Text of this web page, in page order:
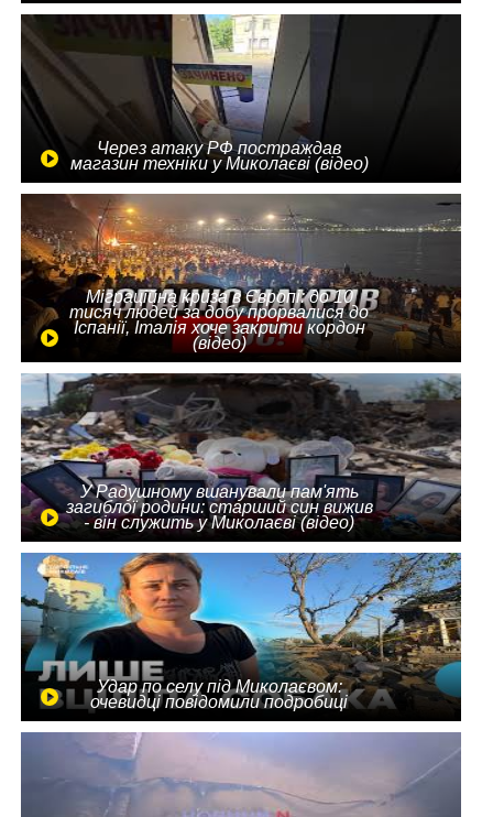
Через атаку РФ постраждав
магазин техніки у Миколаєві (відео)
Міграційна криза в Європі: до 10
тисяч людей за добу прорвалися до
Іспанії, Італія хоче закрити кордон
(відео)
У Радушному вшанували пам'ять
загиблої родини: старший син вижив
- він служить у Миколаєві (відео)
Удар по селу під Миколаєвом:
очевидці повідомили подробиці